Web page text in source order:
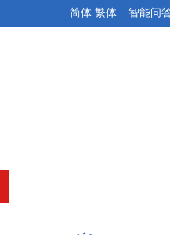
智能问
简体 繁体